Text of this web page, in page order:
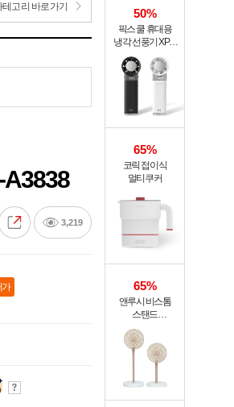
테고리 바로가기
3,219
가
50%
픽스 쿨 휴대용
냉각 선풍기 XPF-
65%
코릭 접이식
멀티쿠커
65%
앤루시 비스톰
스탠드
써큘레이터 ASF-
200A